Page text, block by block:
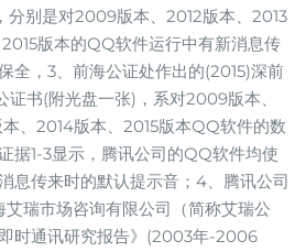
分别是对2009版本、2012版本、2013
版本的QQ软件运行中有新消息传
全，3、前海公证处作出的(2015)深前
书(附光盘一张)，系对2009版本、
、2014版本、2015版本QQ软件的数
据1-3显示，腾讯公司的QQ软件均使
息传来时的默认提示音；4、腾讯公司
瑞市场咨询有限公司（简称艾瑞公
时通讯研究报告》(2003年-2006